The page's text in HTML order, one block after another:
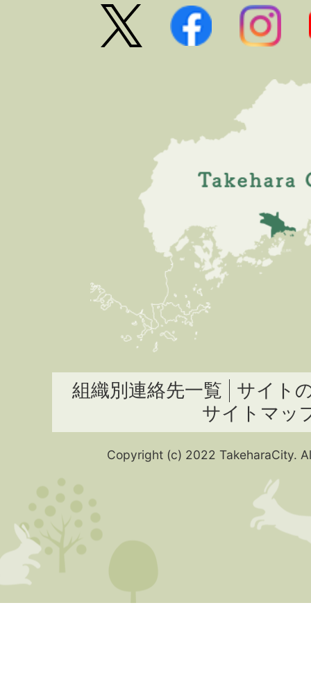
組織別連絡先一覧
サイト
サイトマッ
Copyright (c) 2022 TakeharaCity.